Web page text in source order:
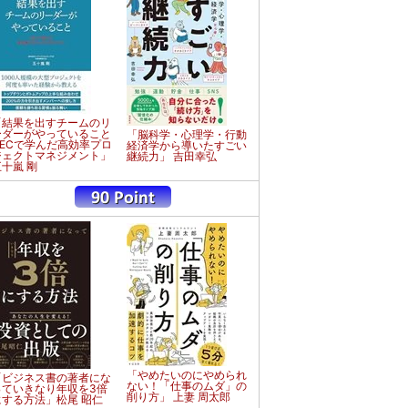
果を出すチームのリ
ーがやっていること
で学んだ高効率プロ
クトマネジメント」
嵐 剛
「脳科学・心理学・行動
経済学から導いたすごい
継続力」 吉田幸弘
ジネス書の著者にな
いきなり年収を3倍
る方法」松尾 昭仁
「やめたいのにやめられ
ない！「仕事のムダ」の
削り方」 上妻 周太郎